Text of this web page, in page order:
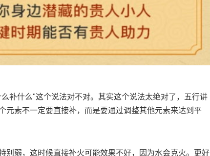
补什么"这个说法对不对。其实这个说法太绝对了，五行讲
元素不一定要直接补，而是要通过调整其他元素来达到平
别弱，这时候直接补火可能效果不好，因为水会克火。更好